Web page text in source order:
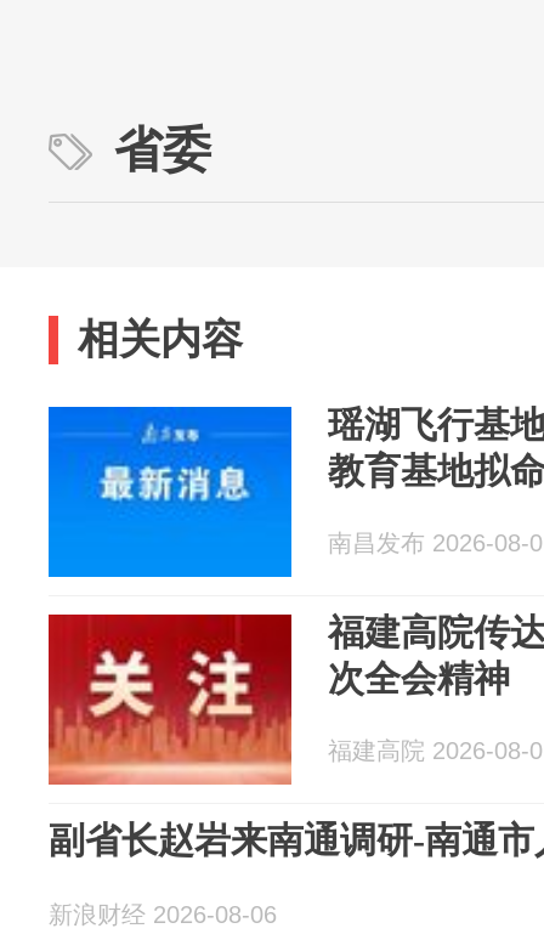
省委
相关内容
瑶湖飞行基
教育基地拟
南昌发布 2026-08-
福建高院传
次全会精神
福建高院 2026-08-
副省长赵岩来南通调研-南通
新浪财经 2026-08-06